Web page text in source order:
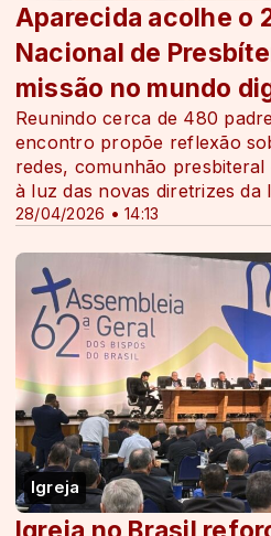
28/04/2026 • 14:13
Aparecida acolhe o
Nacional de
missão no mundo
Reunindo cerca de 480
encontro propõe reflexão
redes, comunhão
à luz das novas diretrizes da
Igreja